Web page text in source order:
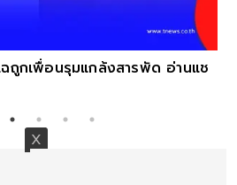
ถูกเพื่อนรุมแกล้งสารพัด อ่านแช